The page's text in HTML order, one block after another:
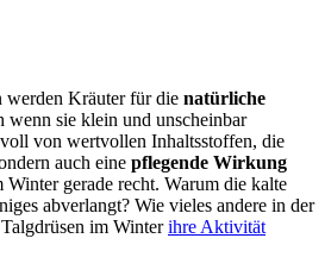
werden Kräuter für die natürliche
wenn sie klein und unscheinbar
von wertvollen Inhaltsstoffen, die
auch eine pflegende Wirkung
gerade recht. Warum die kalte
abverlangt? Wie vieles andere in der
im Winterihre Aktivität